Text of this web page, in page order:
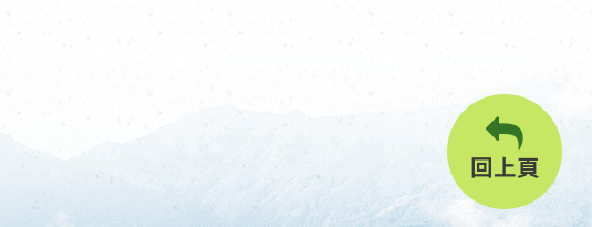
回上頁